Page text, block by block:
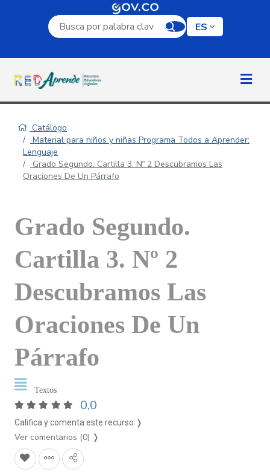
Campo de búsqueda por palabra clave
ES
Catálogo
Material para niños y niñas Programa Todos a Aprender:
Lenguaje
Grado Segundo. Cartilla 3. Nº 2 Descubramos Las
Oraciones De Un Párrafo
Grado Segundo.
Cartilla 3. Nº 2
Descubramos Las
Oraciones De Un
Párrafo
Textos
0,0
Califica y comenta este recurso ❭
Ver comentarios (0) ❭